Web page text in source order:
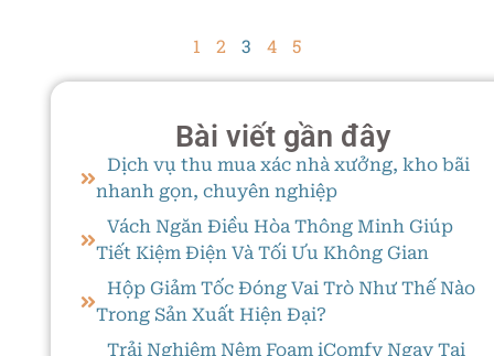
1 2 3 4 5
Bài viết gần đây
Dịch vụ thu mua xác nhà xưởng, kho bãi
nhanh gọn, chuyên nghiệp
Vách Ngăn Điều Hòa Thông Minh Giúp
Tiết Kiệm Điện Và Tối Ưu Không Gian
Hộp Giảm Tốc Đóng Vai Trò Như Thế Nào
Trong Sản Xuất Hiện Đại?
Trải Nghiệm Nệm Foam iComfy Ngay Tại